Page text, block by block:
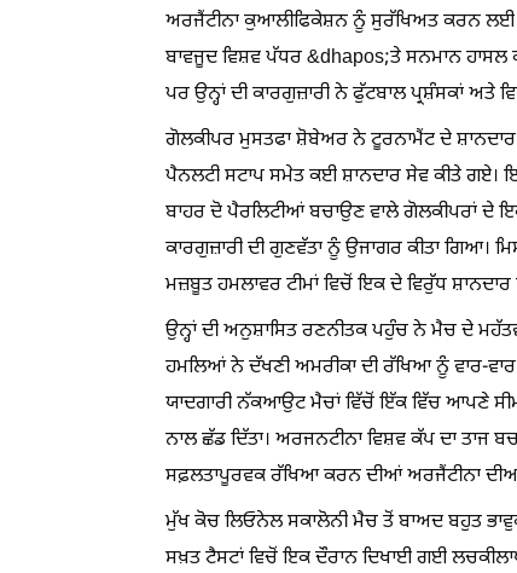
ਅਰਜੈਂਟੀਨਾ ਕੁਆਲੀਫਿਕੇਸ਼ਨ ਨੂੰ ਸੁਰੱਖਿਅਤ ਕਰਨ ਲਈ
ਬਾਵਜੂਦ ਵਿਸ਼ਵ ਪੱਧਰ &dhapos;ਤੇ ਸਨਮਾਨ ਹਾਸਲ
ਪਰ ਉਨ੍ਹਾਂ ਦੀ ਕਾਰਗੁਜ਼ਾਰੀ ਨੇ ਫੁੱਟਬਾਲ ਪ੍ਰਸ਼ੰਸਕਾਂ ਅਤੇ
ਗੋਲਕੀਪਰ ਮੁਸਤਫਾ ਸ਼ੋਬੇਅਰ ਨੇ ਟੂਰਨਾਮੈਂਟ ਦੇ ਸ਼ਾਨਦਾਰ
ਪੈਨਲਟੀ ਸਟਾਪ ਸਮੇਤ ਕਈ ਸ਼ਾਨਦਾਰ ਸੇਵ ਕੀਤੇ
ਬਾਹਰ ਦੋ ਪੈਰਲਿਟੀਆਂ ਬਚਾਉਣ ਵਾਲੇ ਗੋਲਕੀਪਰਾਂ ਦੇ
ਕਾਰਗੁਜ਼ਾਰੀ ਦੀ ਗੁਣਵੱਤਾ ਨੂੰ ਉਜਾਗਰ ਕੀਤਾ ਗਿਆ।
ਮਜ਼ਬੂਤ ਹਮਲਾਵਰ ਟੀਮਾਂ ਵਿਚੋਂ ਇਕ ਦੇ ਵਿਰੁੱਧ
ਉਨ੍ਹਾਂ ਦੀ ਅਨੁਸ਼ਾਸਿਤ ਰਣਨੀਤਕ ਪਹੁੰਚ ਨੇ ਮੈਚ ਦੇ
ਹਮਲਿਆਂ ਨੇ ਦੱਖਣੀ ਅਮਰੀਕਾ ਦੀ ਰੱਖਿਆ ਨੂੰ ਵਾਰ-
ਯਾਦਗਾਰੀ ਨੱਕਆਉਟ ਮੈਚਾਂ ਵਿੱਚੋਂ ਇੱਕ ਵਿੱਚ ਆਪਣੇ
ਨਾਲ ਛੱਡ ਦਿੱਤਾ। ਅਰਜਨਟੀਨਾ ਵਿਸ਼ਵ ਕੱਪ ਦਾ ਤਾਜ
ਸਫ਼ਲਤਾਪੂਰਵਕ ਰੱਖਿਆ ਕਰਨ ਦੀਆਂ ਅਰਜੈਂਟੀਨਾ ਦੀਆਂ
ਮੁੱਖ ਕੋਚ ਲਿਓਨੇਲ ਸਕਾਲੋਨੀ ਮੈਚ ਤੋਂ ਬਾਅਦ ਬਹੁਤ
ਸਖ਼ਤ ਟੈਸਟਾਂ ਵਿਚੋਂ ਇਕ ਦੌਰਾਨ ਦਿਖਾਈ ਗਈ